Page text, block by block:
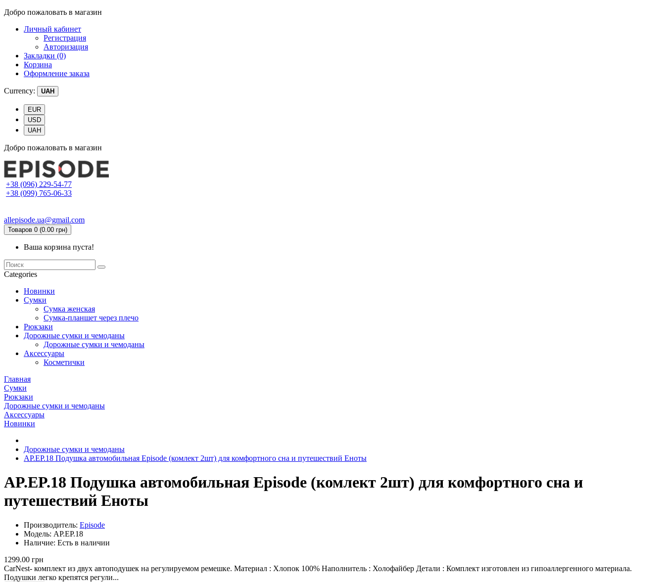
Добро пожаловать в магазин
Личный кабинет
Регистрация
Авторизация
Закладки (0)
Корзина
Оформление заказа
Currency: UAH
EUR
USD
UAH
Добро пожаловать в магазин
+38 (096) 229-54-77
+38 (099) 765-06-33
allepisode.ua@gmail.com
Товаров 0 (0.00 грн)
Ваша корзина пуста!
Categories
Новинки
Сумки
Сумка женская
Сумка-планшет через плечо
Рюкзаки
Дорожные сумки и чемоданы
Дорожные сумки и чемоданы
Аксессуары
Косметички
Главная
Сумки
Рюкзаки
Дорожные сумки и чемоданы
Аксессуары
Новинки
Дорожные сумки и чемоданы
AP.EP.18 Подушка автомобильная Episode (комлект 2шт) для комфортного сна и путешествий Еноты
AP.EP.18 Подушка автомобильная Episode (комлект 2шт) для комфортного сна и
путешествий Еноты
Производитель: Episode
Модель: AP.EP.18
Наличие: Есть в наличии
1299.00 грн
CarNest- комплект из двух автоподушек на регулируемом ремешке. Материал : Хлопок 100% Наполнитель : Холофайбер Детали : Комплект изготовлен из гипоаллергенного материала.
Подушки легко крепятся регули...